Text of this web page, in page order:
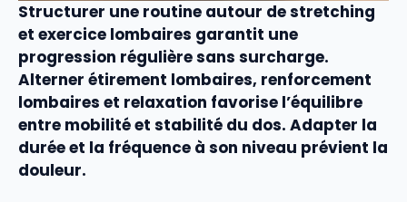
Structurer une routine autour destretching
et exercice lombaires garantit une
progression régulière sans surcharge.
Alterner étirement lombaires, renforcement
lombaires et relaxation favorise l’équilibre
entre mobilitéet stabilité du dos. Adapter la
durée et la fréquence à son niveau prévient la
douleur.